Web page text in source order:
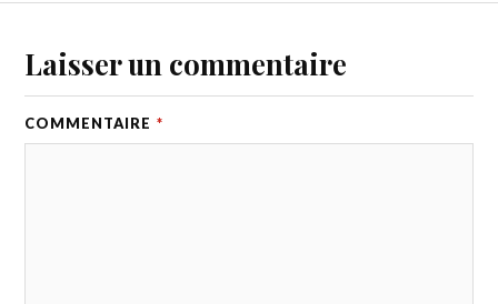
Laisser un commentaire
COMMENTAIRE *